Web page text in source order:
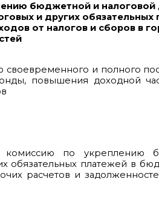
бюджетной и налоговой
и других
от налогов и сборов в
и полного
повышения доходной
комиссию по укреплению
обязательных платежей в
расчетов и